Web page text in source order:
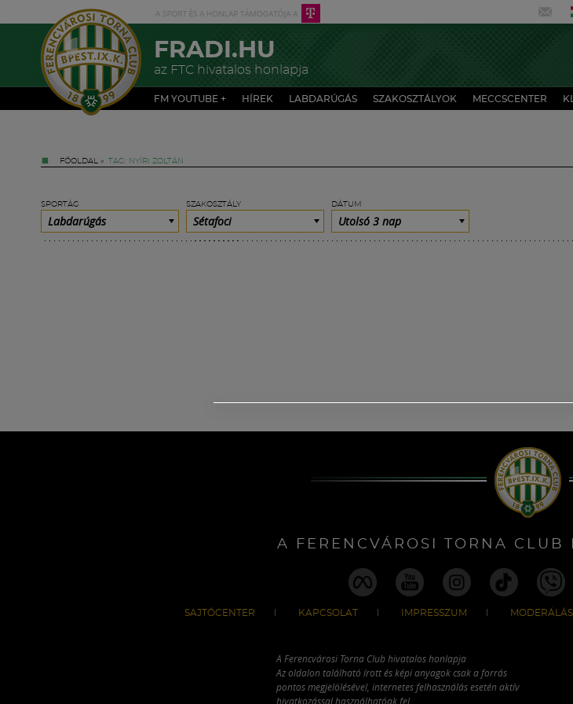
FRADI.HU
az FTC hivatalos honlapja
FM YOUTUBE + HÍREK LABDARÚGÁS SZAKOSZTÁLYOK MECCSCENTER
FŐOLDAL » TAG: NYÍRI ZOLTÁN
SPORTÁG
Labdarúgás
SZAKOSZTÁLY
Sétafoci
DÁTUM
Utolsó 3 nap
A FERENCVÁROSI TORNA CLUB
SAJTÓCENTER KAPCSOLAT IMPRESSZUM
A Ferencvárosi Torna Club hivatalos honlapja
Az oldalon található írott és képi anyagok csak a forrás
pontos megjelölésével, internetes felhasználás esetén aktív
hivatkozással használhatóak fel.